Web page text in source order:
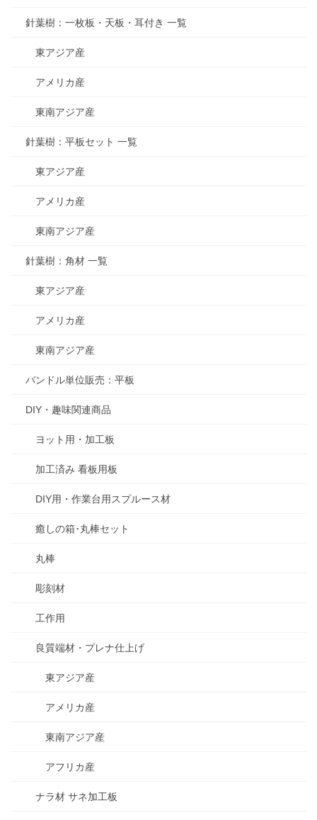
針葉樹：一枚板・天板・耳付き 一覧
東アジア産
アメリカ産
東南アジア産
針葉樹：平板セット 一覧
東アジア産
アメリカ産
東南アジア産
針葉樹：角材 一覧
東アジア産
アメリカ産
東南アジア産
バンドル単位販売：平板
DIY・趣味関連商品
ヨット用・加工板
加工済み 看板用板
DIY用・作業台用スプルース材
癒しの箱･丸棒セット
丸棒
彫刻材
工作用
良質端材・プレナ仕上げ
東アジア産
アメリカ産
東南アジア産
アフリカ産
ナラ材 サネ加工板